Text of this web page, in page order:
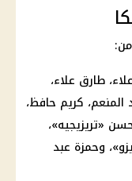
طارق علاء،
كريم حافظ،
«تريزيجيه»،
وحمزة عبد